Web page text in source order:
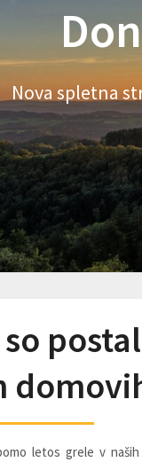
Nova spletna
letos grele v